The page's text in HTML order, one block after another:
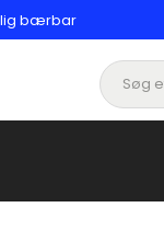
bærbar